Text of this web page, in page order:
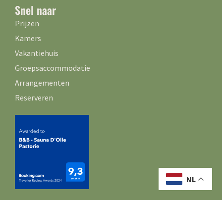
Snel naar
Prijzen
Kamers
Vakantiehuis
Groepsaccommodatie
Arrangementen
Reserveren
NL